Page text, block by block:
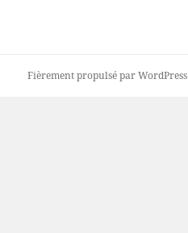
Fièrement propulsé par WordPress